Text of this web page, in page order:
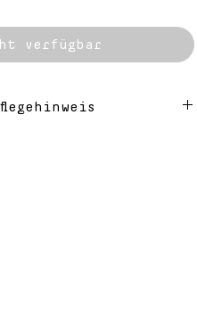
verfügbar